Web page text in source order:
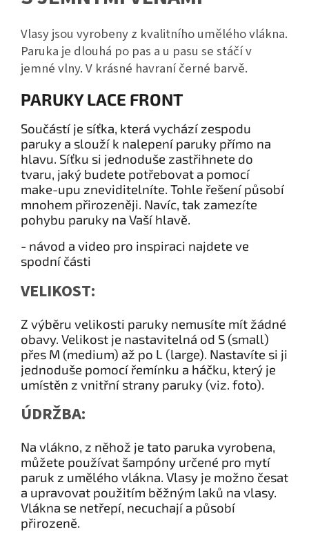
Vlasy jsou vyrobeny z kvalitního umělého vlákna.
Paruka je dlouhá po pas a u pasu se stáčí v
jemné vlny. V krásné havraní černé barvě.
PARUKY LACE FRONT
Součástí je síťka, která vychází zespodu
paruky a slouží k nalepení paruky přímo na
hlavu. Síťku si jednoduše zastřihnete do
tvaru, jaký budete potřebovat a pomocí
make-upu zneviditelníte. Tohle řešení působí
mnohem přirozeněji. Navíc, tak zamezíte
pohybu paruky na Vaší hlavě.
- návod a video pro inspiraci najdete ve
spodní části
VELIKOST:
Z výběru velikosti paruky nemusíte mít žádné
obavy. Velikost je nastavitelná od S (small)
přes M (medium) až po L (large). Nastavíte si ji
jednoduše pomocí řemínku a háčku, který je
umístěn z vnitřní strany paruky (viz. foto).
ÚDRŽBA:
Na vlákno, z něhož je tato paruka vyrobena,
můžete používat šampóny určené pro mytí
paruk z umělého vlákna. Vlasy je možno česat
a upravovat použitím běžným laků na vlasy.
Vlákna se netřepí, necuchají a působí
přirozeně.